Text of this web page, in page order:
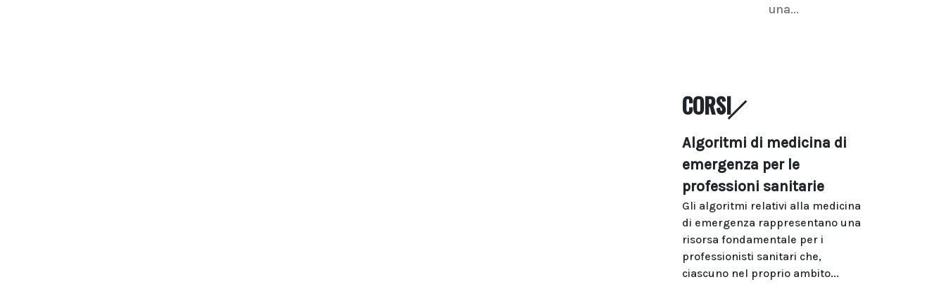
una...
CORSI
Algoritmi di medicina di
emergenza per le
professioni sanitarie
Gli algoritmi relativi alla medicina
di emergenza rappresentano una
risorsa fondamentale per i
professionisti sanitari che,
ciascuno nel proprio ambito...